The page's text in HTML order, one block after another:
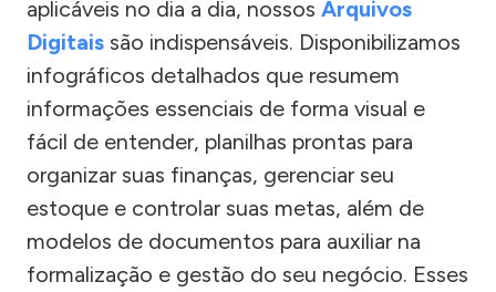
aplicáveis no dia a dia, nossos Arquivos
Digitais são indispensáveis. Disponibilizamos
infográficos detalhados que resumem
informações essenciais de forma visual e
fácil de entender, planilhas prontas para
organizar suas finanças, gerenciar seu
estoque e controlar suas metas, além de
modelos de documentos para auxiliar na
formalização e gestão do seu negócio. Esses